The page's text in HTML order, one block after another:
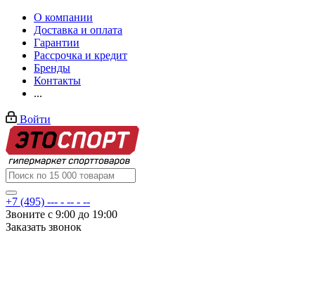
О компании
Доставка и оплата
Гарантии
Рассрочка и кредит
Бренды
Контакты
...
Войти
+7 (495) --- - -- - --
Звоните с 9:00 до 19:00
Заказать звонок